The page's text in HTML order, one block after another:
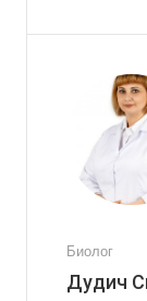
Биолог
Дудич